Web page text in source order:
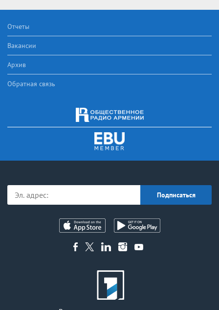
Отчеты
Вакансии
Архив
Обратная связь